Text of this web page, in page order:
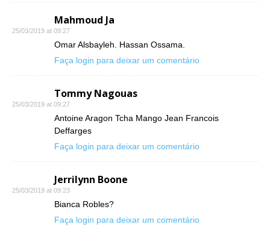
Mahmoud Ja
25/03/2019 at 09:27
Omar Alsbayleh. Hassan Ossama.
Faça login para deixar um comentário
Tommy Nagouas
25/03/2019 at 09:27
Antoine Aragon Tcha Mango Jean Francois
Deffarges
Faça login para deixar um comentário
Jerrilynn Boone
25/03/2019 at 09:23
Bianca Robles?
Faça login para deixar um comentário